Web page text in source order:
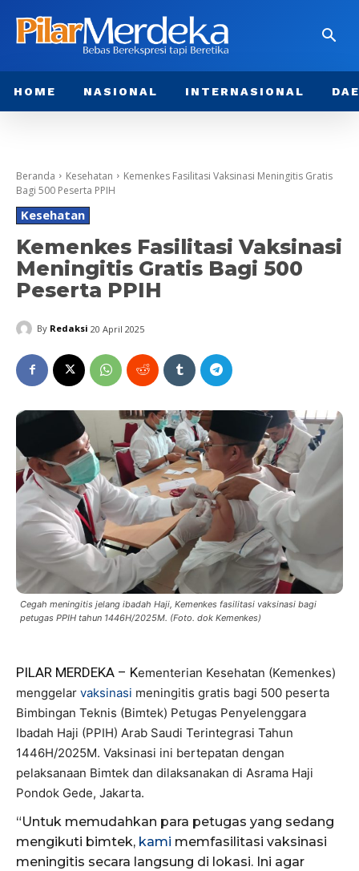
HOME NASIONAL INTERNASIONAL
Beranda Kesehatan
Kemenkes Fasilitasi Vaksinasi Meningitis Gratis
Bagi 500 Peserta PPIH
Kesehatan
Kemenkes Fasilitasi Vaksinasi
Meningitis Gratis Bagi 500
Peserta PPIH
By Redaksi 20 April 2025
Cegah meningitis jelang ibadah Haji, Kemenkes fasilitasi vaksinasi bagi
petugas PPIH tahun 1446H/2025M. (Foto. dok Kemenkes)
PILAR MERDEKA – Kementerian Kesehatan (Kemenkes)
menggelar vaksinasi meningitis gratis bagi 500 peserta
Bimbingan Teknis (Bimtek) Petugas Penyelenggara
Ibadah Haji (PPIH) Arab Saudi Terintegrasi Tahun
1446H/2025M. Vaksinasi ini bertepatan dengan
pelaksanaan Bimtek dan dilaksanakan di Asrama Haji
Pondok Gede, Jakarta.
“Untuk memudahkan para petugas yang sedang
mengikuti bimtek, kami memfasilitasi vaksinasi
meningitis secara langsung di lokasi. Ini agar